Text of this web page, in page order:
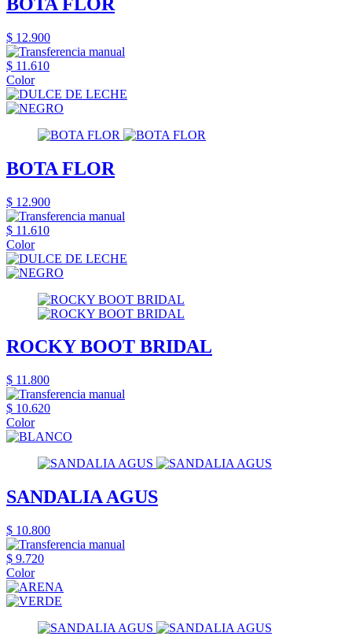
$ 12.900
$ 11.610
Color
BOTA FLOR
$ 12.900
$ 11.610
Color
ROCKY BOOT BRIDAL
$ 11.800
$ 10.620
Color
SANDALIA AGUS
$ 10.800
$ 9.720
Color